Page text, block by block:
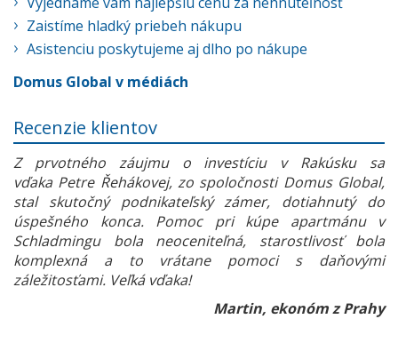
Zaistíme hladký priebeh nákupu
Asistenciu poskytujeme aj dlho po nákupe
Domus Global v médiách
Recenzie klientov
Z prvotného záujmu o investíciu v Rakúsku sa
vďaka Petre Řehákovej, zo spoločnosti Domus Global,
stal skutočný podnikateľský zámer, dotiahnutý do
úspešného konca. Pomoc pri kúpe apartmánu v
Schladmingu bola neoceniteľná, starostlivosť bola
komplexná a to vrátane pomoci s daňovými
záležitosťami. Veľká vďaka!
Martin, ekonóm z Prahy